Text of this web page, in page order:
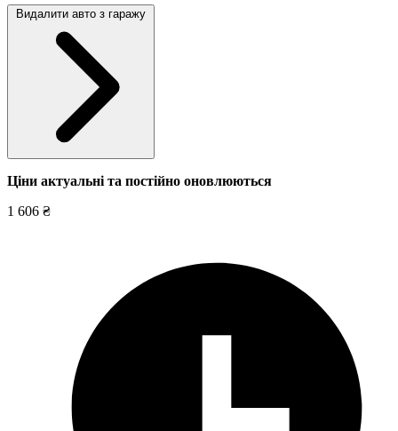
Видалити авто з гаражу
Ціни актуальні та постійно оновлюються
1 606 ₴